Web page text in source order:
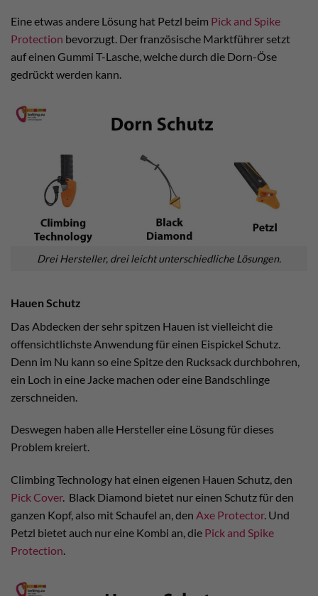
Eine etwas andere Lösung hat Petzl beim Pick and Spike
Protection bevorzugt. Der französische Marktführer setzt
auf einen Gummi T-Lasche, welche durch die Dorn-Öse
gedrückt werden kann.
Drei Hersteller, drei leicht unterschiedliche Lösungen.
Hauen Schutz
Das Abdecken der sehr spitzen Hauen ist vielleicht die
offensichtlichste Anwendung für einen Eispickel Schutz.
Denn im Nu kann so eine Spitze den Rucksack durchbohren,
ein Loch in eine Jacke machen oder eine Bandschlinge
zerschneiden.
Deswegen haben alle Hersteller eine Lösung für dieses
Problem kreiert.
Climbing Technology hat einen eigenen Hauen Schutz, den
Pick Cover. Black Diamond bietet nur einen Schutz für den
ganzen Kopf, also mit Schaufel an, den Axe Protector. Und
Petzl bietet auch nur eine Kombi an, die Pick and Spike
Protection.